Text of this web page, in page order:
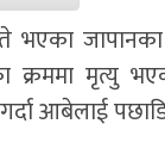
जापानका
क्रममा मृत्यु
गर्दा आबेलाई